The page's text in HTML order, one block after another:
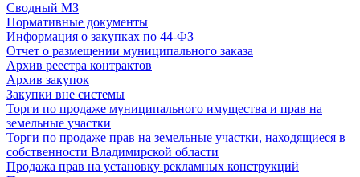
Сводный МЗ
Нормативные документы
Информация о закупках по 44-ФЗ
Отчет о размещении муниципального заказа
Архив реестра контрактов
Архив закупок
Закупки вне системы
Торги по продаже муниципального имущества и прав на
земельные участки
Торги по продаже прав на земельные участки, находящиеся в
собственности Владимирской области
Продажа прав на установку рекламных конструкций